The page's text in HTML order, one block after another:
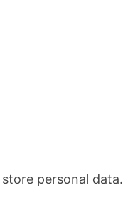
personal data.